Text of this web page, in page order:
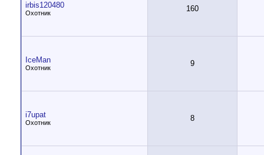
irbis120480
Охотник 160
IceMan
Охотник 9
i7upat
Охотник 8